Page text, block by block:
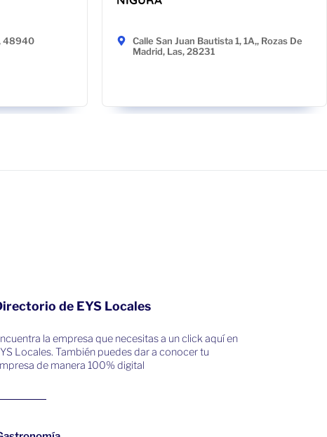
48940
Calle San Juan Bautista 1, 1A,, Rozas De
Madrid, Las, 28231
de EYS Locales
la empresa que necesitas a un click aquí en
Locales. También puedes dar a conocer tu
de manera 100% digital